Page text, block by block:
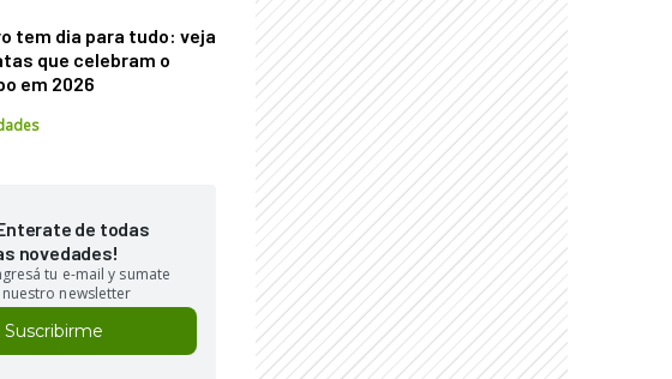
tem dia para tudo: veja
que celebram o
em 2026
de todas
novedades!
tu e-mail y sumate
nuestro newsletter
Suscribirme